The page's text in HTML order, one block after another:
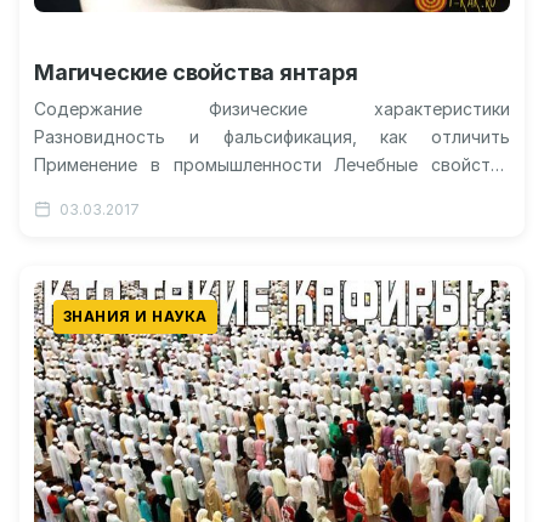
Магические свойства янтаря
Содержание Физические характеристики
Разновидность и фальсификация, как отличить
Применение в промышленности Лечебные свойства
чудодейственных свойствах янтаря Янтарь камень:…
03.03.2017
ЗНАНИЯ И НАУКА